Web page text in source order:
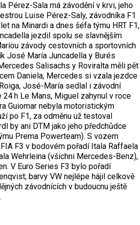
Pérez-Sala má závodění v krvi, jeho
Luise Pérez-Saly, závodníka F1
na Minardi a dnes šéfa týmu HRT F1,
jezdil spolu se slavnějším
závody cestovních a sportovních
José María Juncadella y Burés
Salisachs y Roviralta měli pět
Daniela, Mercedes si vzala jezdce
José-María sedlal i závodní
24 h Le Mans, Miguel zahynul v roce
Guiomar nebyla motoristickým
po F1, za odměnu už testoval
by ani DTM jako jeho předchůdce
Prema Powerteam). S vozem
F3 v bodovém pořadí Itala Raffaela
Wehrleina (všichni Mercedes-Benz),
V Euro Series F3 bylo pořadí
barvy VW nej­lépe hájil celkově
závod­nících v budoucnu ještě